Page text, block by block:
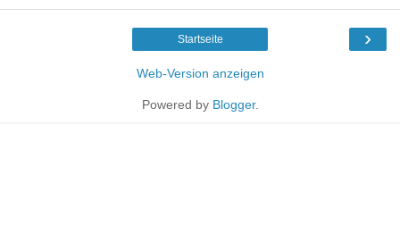
›
Startseite
Web-Version anzeigen
Powered by Blogger.